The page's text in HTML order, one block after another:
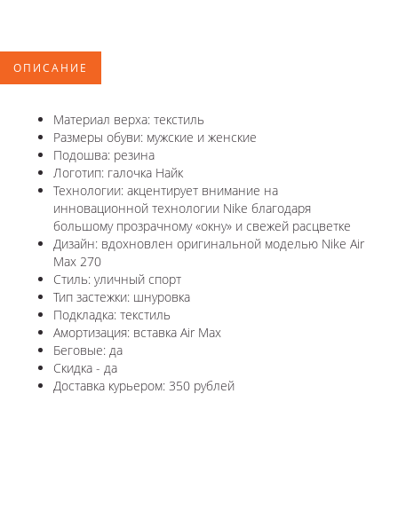
ОПИСАНИЕ
Материал верха: текстиль
Размеры обуви: мужские и женские
Подошва: резина
Логотип: галочка Найк
Технологии: акцентирует внимание на
инновационной технологии Nike благодаря
большому прозрачному «окну» и свежей расцветке
Дизайн: вдохновлен оригинальной моделью Nike Air
Max 270
Стиль: уличный спорт
Тип застежки: шнуровка
Подкладка: текстиль
Амортизация: вставка Air Max
Беговые: да
Скидка - да
Доставка курьером: 350 рублей